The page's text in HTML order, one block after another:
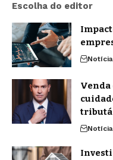
Escolha do editor